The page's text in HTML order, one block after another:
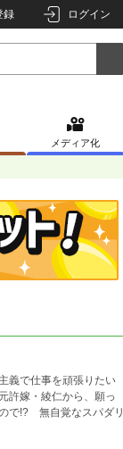
録 ログイン
メディア化
義で仕事を頑張りたい
許嫁・綾仁から、願っ
で!? 無自覚なスパダリ